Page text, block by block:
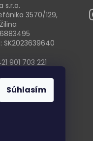
Súhlasím
s.r.o.
3570/129,
SK2023639640
901 703 221